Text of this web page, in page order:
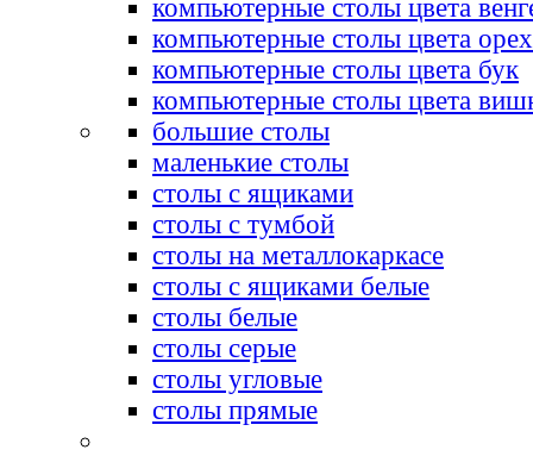
компьютерные столы цвета
компьютерные столы цвета орех
компьютерные столы цвета бук
компьютерные столы цвета
большие столы
маленькие столы
столы с ящиками
столы с тумбой
столы на металлокаркасе
столы с ящиками белые
столы белые
столы серые
столы угловые
столы прямые